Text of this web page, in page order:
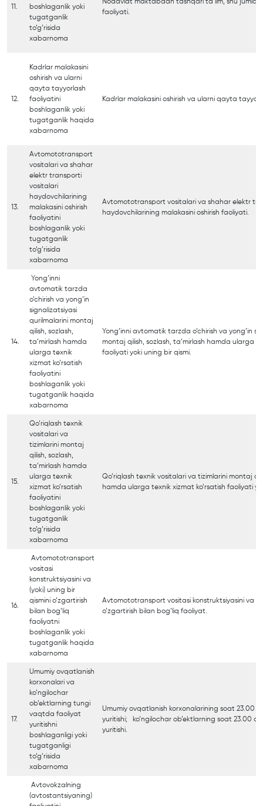
11.
boshlaganlik yoki
tugatganlik
to’g’risida
xabarnoma
Nodavlat maktabdan tashqari ta’lim, shu
faoliyati.
12.
Kadrlar malakasini
oshirish va ularni
qayta tayyorlash
faoliyatini
boshlaganlik yoki
tugatganlik haqida
xabarnoma
Kadrlar malakasini oshirish va ularni qayta
13.
Avtomototransport
vositalari va shahar
elektr transporti
vositalari
haydovchilarining
malakasini oshirish
faoliyatini
boshlaganlik yoki
tugatganlik
to’g’risida
xabarnoma
Avtomototransport vositalari va shahar elektr
haydovchilarining malakasini oshirish faoliyati.
14.
Yong’inni
avtomatik tarzda
o’chirish va yong’in
signalizatsiyasi
qurilmalarini montaj
qilish, sozlash,
ta’mirlash hamda
ularga texnik
xizmat ko’rsatish
faoliyatini
boshlaganlik yoki
tugatganlik haqida
xabarnoma
Yong’inni avtomatik tarzda o’chirish va yong’in
montaj qilish, sozlash, ta’mirlash hamda ularga
faoliyati yoki uning bir qismi.
15.
Qo’riqlash texnik
vositalari va
tizimlarini montaj
qilish, sozlash,
ta’mirlash hamda
ularga texnik
xizmat ko’rsatish
faoliyatini
boshlaganlik yoki
tugatganlik
to’g’risida
xabarnoma
Qo’riqlash texnik vositalari va tizimlarini montaj
hamda ularga texnik xizmat ko’rsatish faoliyati
16.
Avtomototransport
vositasi
konstruktsiyasini va
(yoki) uning bir
qismini o’zgartirish
bilan bog’liq
faoliyatni
boshlaganlik yoki
tugatganlik haqida
xabarnoma
Avtomototransport vositasi konstruktsiyasini va
o’zgartirish bilan bog’liq faoliyat.
17.
Umumiy ovqatlanish
korxonalari va
ko’ngilochar
ob’ektlarning tungi
vaqtda faoliyat
yuritishni
boshlaganligi yoki
tugatganligi
to’g’risida
xabarnoma
Umumiy ovqatlanish korxonalarining soat 23.00
yuritishi; ko’ngilochar ob’ektlarning soat 23.00
yuritishi.
Avtovokzalning
(avtostantsiyaning)